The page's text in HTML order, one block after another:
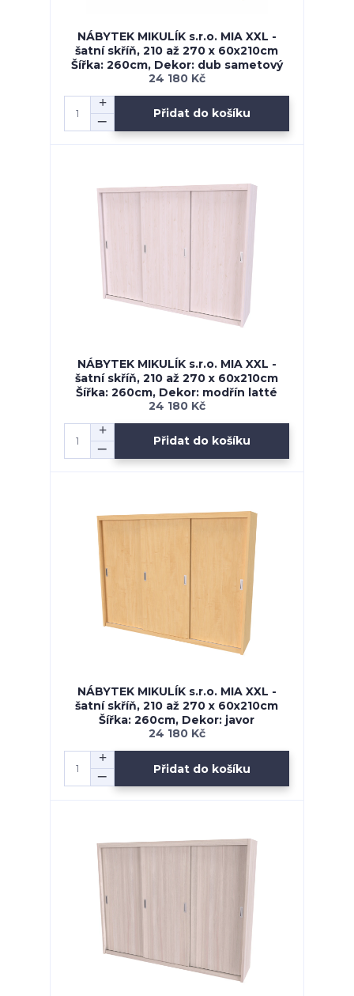
NÁBYTEK MIKULÍK s.r.o. MIA XXL -
šatní skříň, 210 až 270 x 60x210cm
Šířka: 260cm, Dekor: dub sametový
24 180 Kč
Přidat do košíku
NÁBYTEK MIKULÍK s.r.o. MIA XXL -
šatní skříň, 210 až 270 x 60x210cm
Šířka: 260cm, Dekor: modřín latté
24 180 Kč
Přidat do košíku
NÁBYTEK MIKULÍK s.r.o. MIA XXL -
šatní skříň, 210 až 270 x 60x210cm
Šířka: 260cm, Dekor: javor
24 180 Kč
Přidat do košíku